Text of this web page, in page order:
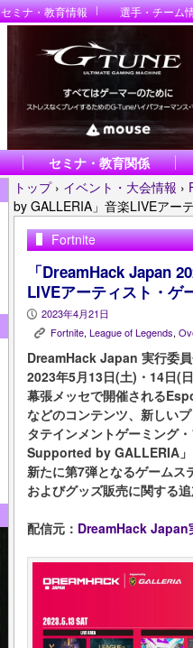
セミナ・教育情報 選手・チーム
セミナ・教育関係
トップ › イベント・大会情報 ›
by GALLERIA」音楽LIVEアー
Fortnite
「DreamHack Japan
LIVEアーティスト・ゲ
P 2023年4月21日
K Fortnite, League of Legends,
DreamHack Japan 実行委員
2023年5月13日(土)・14日(
幕張メッセで開催される
などのコンテンツ、新しい
タテインメントゲーミング
Supported by GALLERIA」
新たに第7弾となるゲームス
およびグッズ販売に関する追
配信元： DreamHack Japan